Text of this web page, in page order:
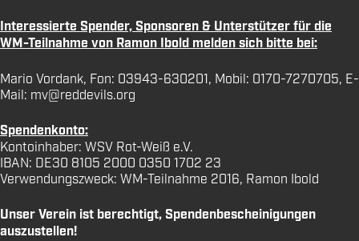
Interessierte Spender, Sponsoren & Unterstützer für die
WM-Teilnahme von Ramon Ibold melden sich bitte bei:
Mario Vordank, Fon: 03943-630201, Mobil: 0170-7270705, E-
Mail: mv@reddevils.org
Spendenkonto:
Kontoinhaber: WSV Rot-Weiß e.V.
IBAN: DE30 8105 2000 0350 1702 23
Verwendungszweck: WM-Teilnahme 2016, Ramon Ibold
Unser Verein ist berechtigt, Spendenbescheinigungen
auszustellen!